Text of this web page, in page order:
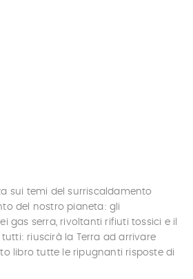
sui temi del surriscaldamento
del nostro pianeta: gli
gas serra, rivoltanti rifiuti tossici e il
riuscirà la Terra ad arrivare
libro tutte le ripugnanti risposte di